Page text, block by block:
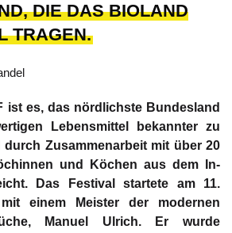
DIE DAS BIOLAND G
ist es, das nördlichste Bundesland
Lebensmittel bekannter zu
durch Zusammenarbeit mit über 20
und Köchen aus dem In-
Das Festival startete am 11.
einem Meister der modernen
Manuel Ulrich. Er wurde